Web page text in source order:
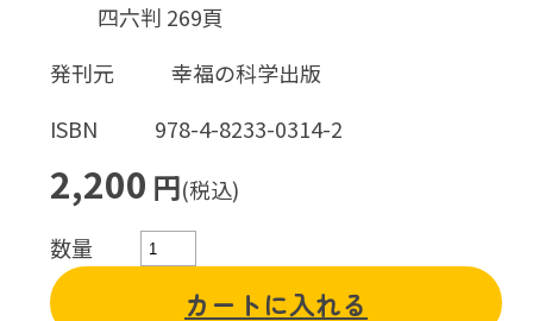
四六判 269頁
発刊元
幸福の科学出版
ISBN
978-4-8233-0314-2
2,200 円(税込)
数量
カートに入れる